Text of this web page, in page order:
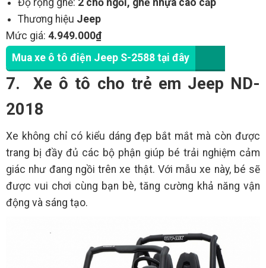
Độ rộng ghế: 2 chỗ ngồi, ghế nhựa cao cấp
Thương hiệu Jeep
Mức giá: 4.949.000₫
Mua xe ô tô điện Jeep S-2588 tại đây
7. Xe ô tô cho trẻ em Jeep ND-
2018
Xe không chỉ có kiểu dáng đẹp bắt mắt mà còn được
trang bị đầy đủ các bộ phận giúp bé trải nghiệm cảm
giác như đang ngồi trên xe thật. Với mẫu xe này, bé sẽ
được vui chơi cùng bạn bè, tăng cường khả năng vận
động và sáng tạo.